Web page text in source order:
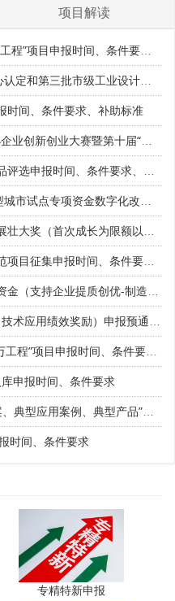
精准切割。
阶段评审记录、结题验
发生节点严格匹配。严禁
市场推广费、非研发人员薪
自动预警+人工复核双轨
验模块，以下指标将自动
过±3个百分点且无合理
增值税/企业所得税营收
账登记人数不一致;
常(如集中续费、批量放
报”转为“常态合规”。建
财务与研发部门联合搭建
人工、材料、折旧、委外研
账即留痕”。
项目解读
申报时间、条件要求、资助奖励
设计中心复核申报时间、条件要求、扶持奖励
时间、条件要求、补助标准
届“创客广东”大赛时间、条件要求、扶持奖励
报时间、条件要求、扶持奖励
项目（第八批）申报时间、条件要求、补助奖励
额以上企业）申报时间、条件要求、补助标准
申报时间、条件要求、资助奖励
单项冠军）项目入库申报时间、条件要求、奖励标准
效奖励）申报预通知时间、条件要求
目申报时间、条件要求、资助奖励
申报时间、条件要求
型产品”征集申报时间、条件要求、扶持政策
时间、条件要求
专精特新申报